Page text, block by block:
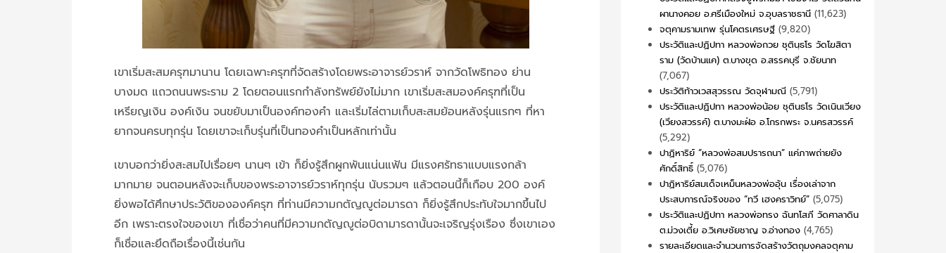
เขาเริ่มสะสมครุฑมานาน โดยเฉพาะครุฑที่จัดสร้างโดยพระอาจารย์วราห์ จากวัดโพธิทอง ย่าน
บางมด แถวถนนพระราม 2 โดยตอนแรกกำลังทรัพย์ยังไม่มาก เขาเริ่มสะสมองค์ครุฑที่เป็น
เหรียญเงิน องค์เงิน จนขยับมาเป็นองค์ทองคำ และเริ่มไล่ตามเก็บสะสมย้อนหลังรุ่นแรกๆ ที่หา
ยากจนครบทุกรุ่น โดยเขาจะเก็บรุ่นที่เป็นทองคำเป็นหลักเท่านั้น
เขาบอกว่ายิ่งสะสมไปเรื่อยๆ นานๆ เข้า ก็ยิ่งรู้สึกผูกพันแน่นแฟ้น มีแรงศรัทธาแบบแรงกล้า
มากมาย จนตอนหลังจะเก็บของพระอาจารย์วราห์ทุกรุ่น นับรวมๆ แล้วตอนนี้ก็เกือบ 200 องค์
ยิ่งพอได้ศึกษาประวัติขององค์ครุฑ ที่ท่านมีความกตัญญูต่อมารดา ก็ยิ่งรู้สึกประทับใจมากขึ้นไป
อีก เพราะตรงใจของเขา ที่เชื่อว่าคนที่มีความกตัญญูต่อบิดามารดานั้นจะเจริญรุ่งเรือง ซึ่งเขาเอง
ก็เชื่อและยึดถือเรื่องนี้เช่นกัน
ผานางคอย อ.ศรีเมืองใหม่ จ.อุบลราชธานี (11,623)
จตุคามรามเทพ รุ่นโคตรเศรษฐี (9,820)
ประวัติและปฏิปทา หลวงพ่อกวย ชุตินฺธโร วัดโฆสิตา
ราม (วัดบ้านแค) ต.บางขุด อ.สรรคบุรี จ.ชัยนาท
(7,067)
ประวัติท้าวเวสสุวรรณ วัดจุฬามณี (5,791)
ประวัติและปฏิปทา หลวงพ่อน้อย ชุตินธโร วัดเนินเวียง
(เวียงสวรรค์) ต.บางมะฝ่อ อ.โกรกพระ จ.นครสวรรค์
(5,292)
ปาฏิหาริย์ “หลวงพ่อสมปรารถนา” แค่ภาพถ่ายยัง
ศักดิ์สิทธิ์ (5,076)
ปาฏิหาริย์สมเด็จเหม็นหลวงพ่ออุ้น เรื่องเล่าจาก
ประสบการณ์จริงของ “ทวี เฮงคราวิทย์” (5,075)
ประวัติและปฏิปทา หลวงพ่อทรง ฉันทโสภี วัดศาลาดิน
ต.ม่วงเตี้ย อ.วิเศษชัยชาญ จ.อ่างทอง (4,765)
รายละเอียดและจำนวนการจัดสร้างวัตถุมงคลจตุคาม